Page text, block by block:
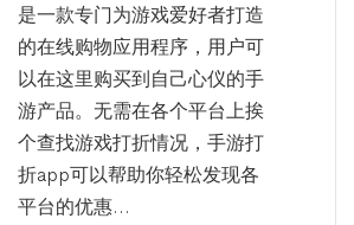
是一款专门为游戏爱好者打造
的在线购物应用程序，用户可
以在这里购买到自己心仪的手
游产品。无需在各个平台上挨
个查找游戏打折情况，手游打
折app可以帮助你轻松发现各
平台的优惠...